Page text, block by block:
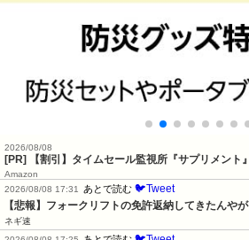
2026/08/08
[PR] 【割引】タイムセール監視所『サプリメント』
Amazon
2026/08/08 17:31
あとで読む 🐦Tweet
【悲報】フォークリフトの免許返納してきたんやが
ネギ速